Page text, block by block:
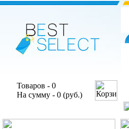
Товаров - 0
На сумму - 0 (руб.)